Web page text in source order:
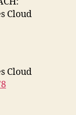
Cloud
Cloud